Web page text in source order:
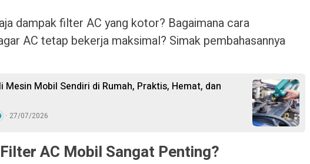
dampak filter AC yang kotor? Bagaimana cara
AC tetap bekerja maksimal? Simak pembahasannya
Mesin Mobil Sendiri di Rumah, Praktis, Hemat, dan
27/07/2026
AC Mobil Sangat Penting?